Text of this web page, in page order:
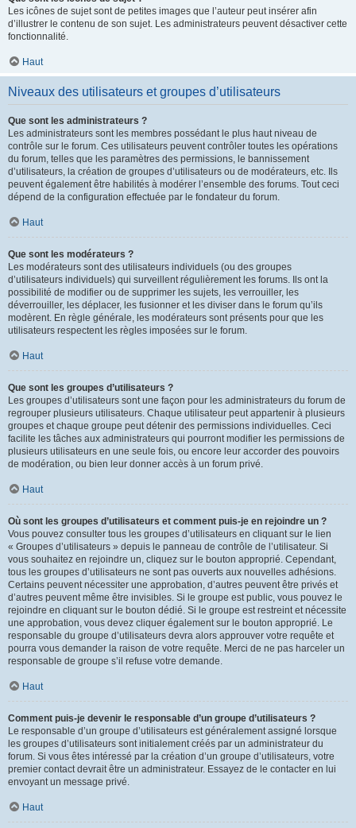
Les icônes de sujet sont de petites images que l’auteur peut insérer afin
d’illustrer le contenu de son sujet. Les administrateurs peuvent désactiver cette
fonctionnalité.
Haut
Niveaux des utilisateurs et groupes d’utilisateurs
Que sont les administrateurs ?
Les administrateurs sont les membres possédant le plus haut niveau de
contrôle sur le forum. Ces utilisateurs peuvent contrôler toutes les opérations
du forum, telles que les paramètres des permissions, le bannissement
d’utilisateurs, la création de groupes d’utilisateurs ou de modérateurs, etc. Ils
peuvent également être habilités à modérer l’ensemble des forums. Tout ceci
dépend de la configuration effectuée par le fondateur du forum.
Haut
Que sont les modérateurs ?
Les modérateurs sont des utilisateurs individuels (ou des groupes
d’utilisateurs individuels) qui surveillent régulièrement les forums. Ils ont la
possibilité de modifier ou de supprimer les sujets, les verrouiller, les
déverrouiller, les déplacer, les fusionner et les diviser dans le forum qu’ils
modèrent. En règle générale, les modérateurs sont présents pour que les
utilisateurs respectent les règles imposées sur le forum.
Haut
Que sont les groupes d’utilisateurs ?
Les groupes d’utilisateurs sont une façon pour les administrateurs du forum de
regrouper plusieurs utilisateurs. Chaque utilisateur peut appartenir à plusieurs
groupes et chaque groupe peut détenir des permissions individuelles. Ceci
facilite les tâches aux administrateurs qui pourront modifier les permissions de
plusieurs utilisateurs en une seule fois, ou encore leur accorder des pouvoirs
de modération, ou bien leur donner accès à un forum privé.
Haut
Où sont les groupes d’utilisateurs et comment puis-je en rejoindre un ?
Vous pouvez consulter tous les groupes d’utilisateurs en cliquant sur le lien
« Groupes d’utilisateurs » depuis le panneau de contrôle de l’utilisateur. Si
vous souhaitez en rejoindre un, cliquez sur le bouton approprié. Cependant,
tous les groupes d’utilisateurs ne sont pas ouverts aux nouvelles adhésions.
Certains peuvent nécessiter une approbation, d’autres peuvent être privés et
d’autres peuvent même être invisibles. Si le groupe est public, vous pouvez le
rejoindre en cliquant sur le bouton dédié. Si le groupe est restreint et nécessite
une approbation, vous devez cliquer également sur le bouton approprié. Le
responsable du groupe d’utilisateurs devra alors approuver votre requête et
pourra vous demander la raison de votre requête. Merci de ne pas harceler un
responsable de groupe s’il refuse votre demande.
Haut
Comment puis-je devenir le responsable d’un groupe d’utilisateurs ?
Le responsable d’un groupe d’utilisateurs est généralement assigné lorsque
les groupes d’utilisateurs sont initialement créés par un administrateur du
forum. Si vous êtes intéressé par la création d’un groupe d’utilisateurs, votre
premier contact devrait être un administrateur. Essayez de le contacter en lui
envoyant un message privé.
Haut